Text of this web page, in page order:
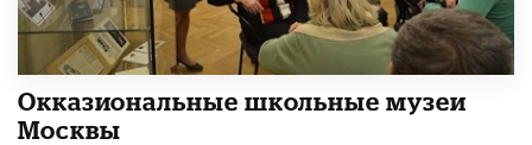
​Окказиональные школьные музеи
Москвы